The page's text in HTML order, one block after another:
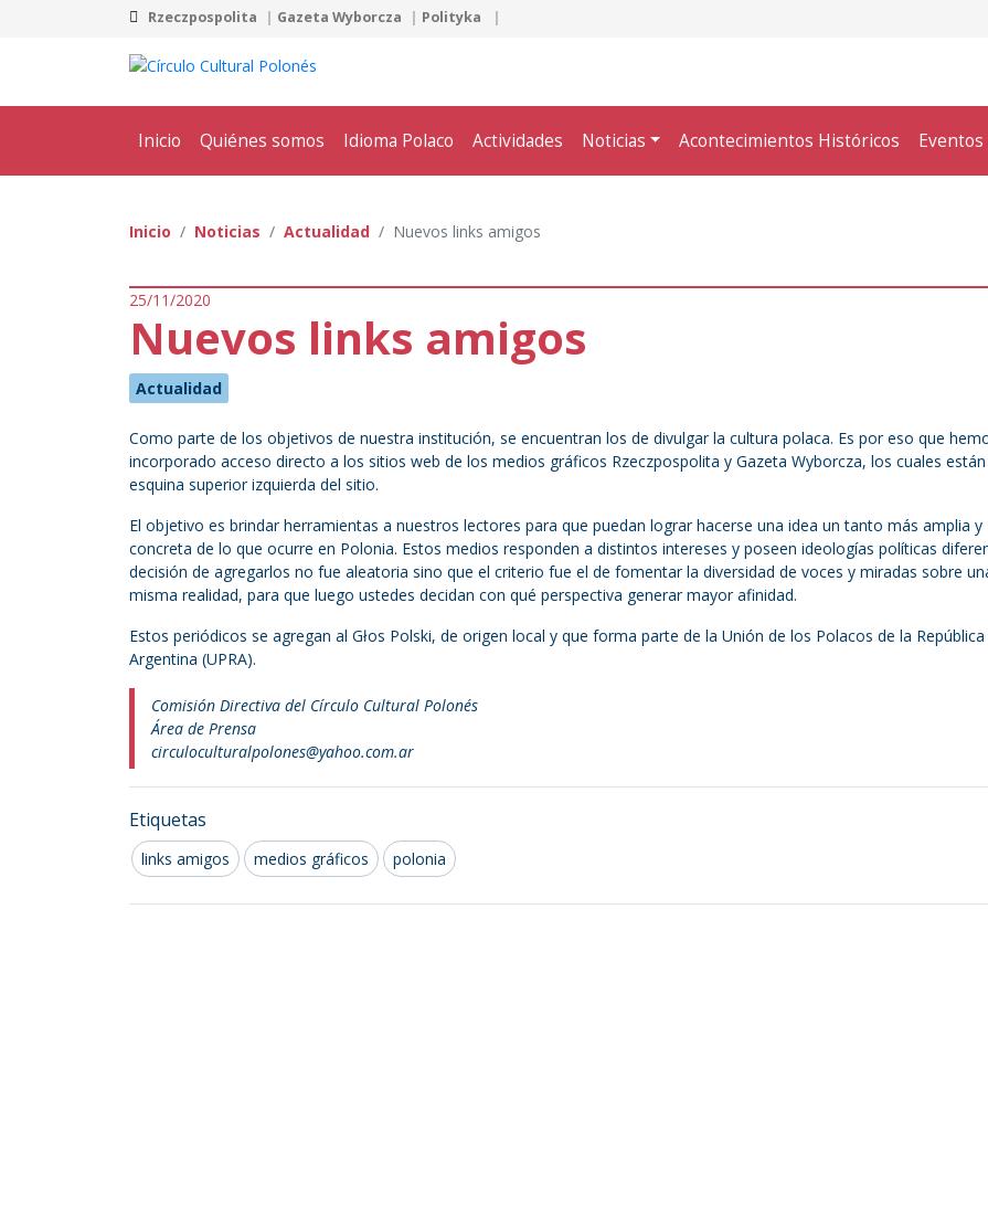
Rzeczpospolita Gazeta Wyborcza Polityka
Inicio Quiénes somos Idioma Polaco Actividades Noticias Acontecimientos Históricos Eventos
Inicio Noticias Actualidad Nuevos links amigos
25/11/2020
Nuevos links amigos
Actualidad
Como parte de los objetivos de nuestra institución, se encuentran los de divulgar la cultura polaca. Es por eso que
incorporado acceso directo a los sitios web de los medios gráficos Rzeczpospolita y Gazeta Wyborcza, los cuales
esquina superior izquierda del sitio.
El objetivo es brindar herramientas a nuestros lectores para que puedan lograr hacerse una idea un tanto más amplia y
concreta de lo que ocurre en Polonia. Estos medios responden a distintos intereses y poseen ideologías políticas
decisión de agregarlos no fue aleatoria sino que el criterio fue el de fomentar la diversidad de voces y miradas sobre
misma realidad, para que luego ustedes decidan con qué perspectiva generar mayor afinidad.
Estos periódicos se agregan al Głos Polski, de origen local y que forma parte de la Unión de los Polacos de la República
Argentina (UPRA).
Comisión Directiva del Círculo Cultural Polonés
Área de Prensa
circuloculturalpolones@yahoo.com.ar
Etiquetas
links amigos medios gráficos polonia